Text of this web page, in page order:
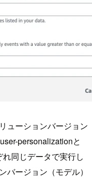
ューションバージョン
personalizationと
同じデータで実行し
バージョン（モデル）